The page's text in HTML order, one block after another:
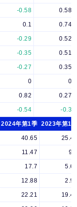
-0.58 0.58
0.1 0.74
-0.29 0.52
-0.35 0.51
-0.27 0.35
0 0
0.82 0.27
-0.54 -0.3
2024年第1季 2023年第1季
40.65 25.43
11.47 9.2
17.7 5.63
12.88 2.99
22.21 19.46